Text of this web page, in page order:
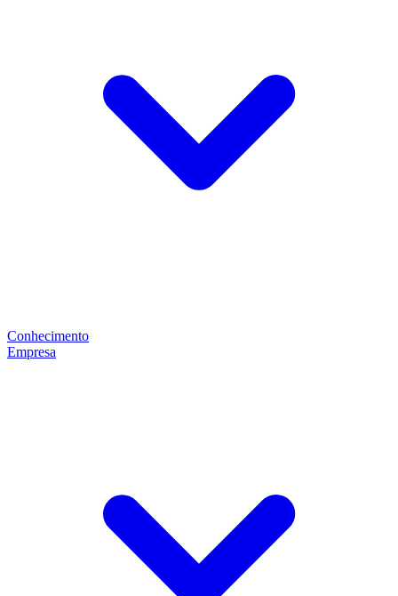
Conhecimento
Empresa